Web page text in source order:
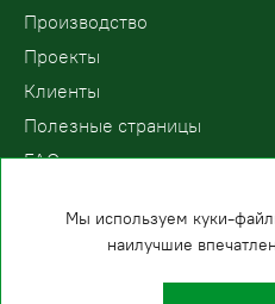
Производство
Проекты
Клиенты
Полезные страницы
FAQ
Мы используем куки-
наилучшие